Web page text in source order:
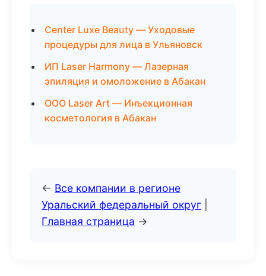
Center Luxe Beauty — Уходовые
процедуры для лица в Ульяновск
ИП Laser Harmony — Лазерная
эпиляция и омоложение в Абакан
ООО Laser Art — Инъекционная
косметология в Абакан
← Все компании в регионе
Уральский федеральный округ
Главная страница →